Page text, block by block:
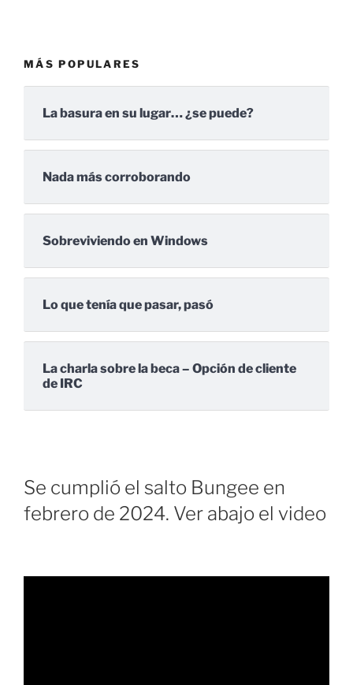
MÁS POPULARES
La basura en su lugar… ¿se puede?
Nada más corroborando
Sobreviviendo en Windows
Lo que tenía que pasar, pasó
La charla sobre la beca – Opción de cliente
de IRC
Se cumplió el salto Bungee en
febrero de 2024. Ver abajo el video